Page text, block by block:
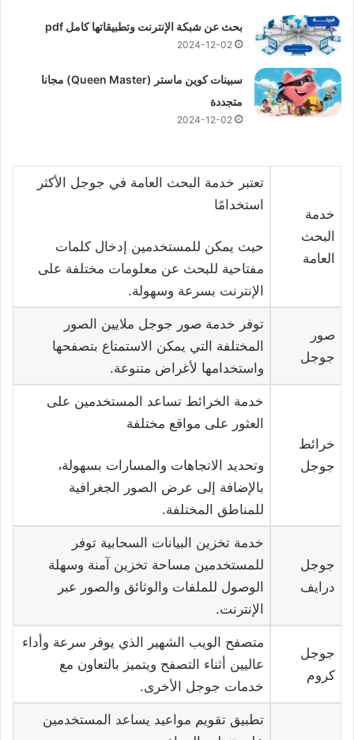
بحث عن شبكة الإنترنت وتطبيقاتها كامل pdf
2024-12-02
سبينات كوين ماستر (Queen Master) مجانا
متجددة
2024-12-02
خدمة
البحث
العامة
تعتبر خدمة البحث العامة في جوجل الأكثر
استخدامًا
حيث يمكن للمستخدمين إدخال كلمات
مفتاحية للبحث عن معلومات مختلفة على
الإنترنت بسرعة وسهولة.
صور
جوجل
توفر خدمة صور جوجل ملايين الصور
المختلفة التي يمكن الاستمتاع بتصفحها
واستخدامها لأغراض متنوعة.
خرائط
جوجل
خدمة الخرائط تساعد المستخدمين على
العثور على مواقع مختلفة
وتحديد الاتجاهات والمسارات بسهولة،
بالإضافة إلى عرض الصور الجغرافية
للمناطق المختلفة.
جوجل
درايف
خدمة تخزين البيانات السحابية توفر
للمستخدمين مساحة تخزين آمنة وسهلة
الوصول للملفات والوثائق والصور عبر
الإنترنت.
جوجل
كروم
متصفح الويب الشهير الذي يوفر سرعة وأداء
عاليين أثناء التصفح ويتميز بالتعاون مع
خدمات جوجل الأخرى.
تطبيق تقويم مواعيد يساعد المستخدمين